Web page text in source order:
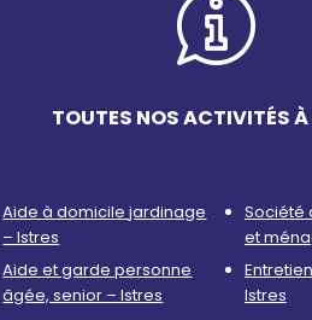
TOUTES NOS ACTIVITÉS À
Aide à domicile jardinage
– Istres
Aide et garde personne
âgée, senior – Istres
Société
et
Istres